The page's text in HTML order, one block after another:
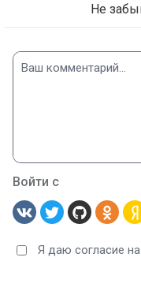
Не
Войти с
Я даю согласие